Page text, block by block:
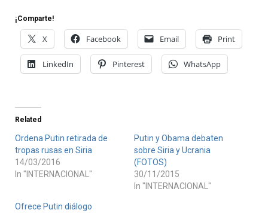
¡Comparte!
X Facebook Email Print
LinkedIn Pinterest WhatsApp
Related
Ordena Putin retirada de
tropas rusas en Siria
14/03/2016
In "INTERNACIONAL"
Putin y Obama debaten
sobre Siria y Ucrania
(FOTOS)
30/11/2015
In "INTERNACIONAL"
Ofrece Putin diálogo